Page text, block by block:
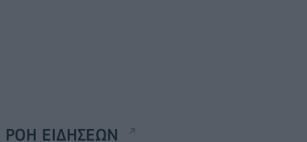
ΡΟΗ ΕΙΔΗΣΕΩΝ